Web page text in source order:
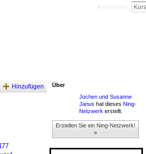
Hinzufügen
Über
Jochen und Susanne
Janus hat dieses Ning-
Netzwerk erstellt.
Erstellen Sie ein Ning-Netzwerk!
»